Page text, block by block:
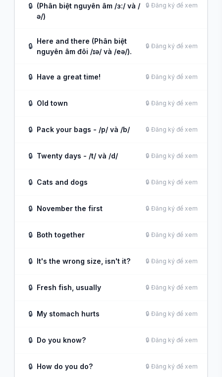
🔒 (Phân biệt nguyên âm /ɜ:/ và /
ə/)
🔒 Đăng ký để xem
🔒
Here and there (Phân biệt
nguyên âm đôi /ɪə/ và /eə/).
🔒 Đăng ký để xem
🔒 Have a great time! 🔒 Đăng ký để xem
🔒 Old town 🔒 Đăng ký để xem
🔒 Pack your bags - /p/ và /b/ 🔒 Đăng ký để xem
🔒 Twenty days - /t/ và /d/ 🔒 Đăng ký để xem
🔒 Cats and dogs 🔒 Đăng ký để xem
🔒 November the first 🔒 Đăng ký để xem
🔒 Both together 🔒 Đăng ký để xem
🔒 It's the wrong size, isn't it? 🔒 Đăng ký để xem
🔒 Fresh fish, usually 🔒 Đăng ký để xem
🔒 My stomach hurts 🔒 Đăng ký để xem
🔒 Do you know? 🔒 Đăng ký để xem
🔒 How do you do? 🔒 Đăng ký để xem